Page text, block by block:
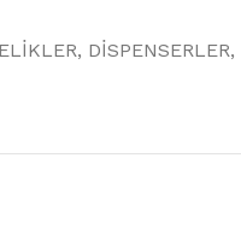
, DİSPENSERLER,